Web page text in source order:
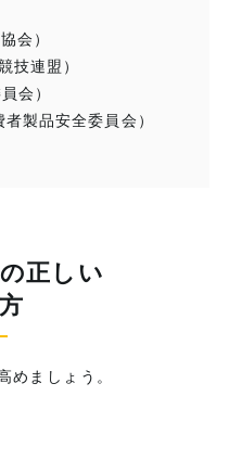
会）
技連盟）
会）
製品安全委員会）
正しい
めましょう。